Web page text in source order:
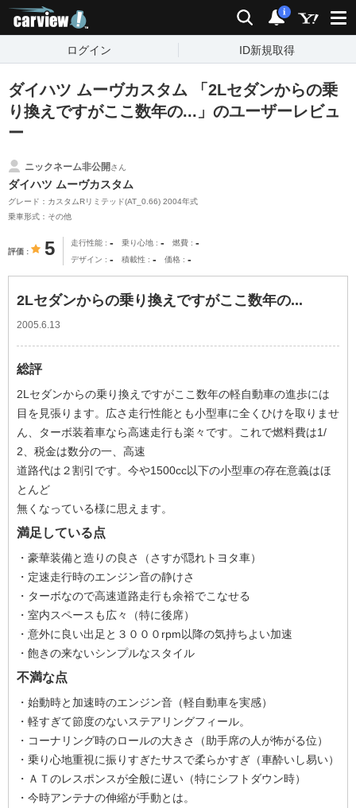
検索 通知
i
ログイン ID新規取得
ダイハツ ムーヴカスタム 「2Lセダンからの乗
り換えですがここ数年の...」のユーザーレビュ
ー
ニックネーム非公開さん
ダイハツ ムーヴカスタム
グレード：カスタムRリミテッド(AT_0.66) 2004年式
乗車形式：その他
評価 5 走行性能 - 乗り心地 - 燃費 -
デザイン - 積載性 - 価格 -
2Lセダンからの乗り換えですがここ数年の...
2005.6.13
総評
2Lセダンからの乗り換えですがここ数年の軽自動車の進歩には
目を見張ります。広さ走行性能とも小型車に全くひけを取りませ
ん、ターボ装着車なら高速走行も楽々です。これで燃料費は1/
2、税金は数分の一、高速
道路代は２割引です。今や1500cc以下の小型車の存在意義はほ
とんど
無くなっている様に思えます。
満足している点
・豪華装備と造りの良さ（さすが隠れトヨタ車）
・定速走行時のエンジン音の静けさ
・ターボなので高速道路走行も余裕でこなせる
・室内スペースも広々（特に後席）
・意外に良い出足と３０００rpm以降の気持ちよい加速
・飽きの来ないシンプルなスタイル
不満な点
・始動時と加速時のエンジン音（軽自動車を実感）
・軽すぎて節度のないステアリングフィール。
・コーナリング時のロールの大きさ（助手席の人が怖がる位）
・乗り心地重視に振りすぎたサスで柔らかすぎ（車酔いし易い）
・ＡＴのレスポンスが全般に遅い（特にシフトダウン時）
・今時アンテナの伸縮が手動とは。